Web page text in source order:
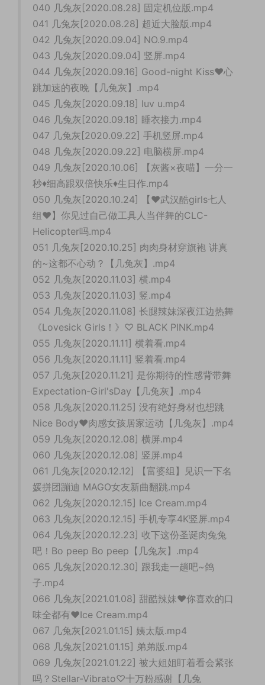
040 几兔灰[2020.08.28] 固定机位版.mp4
041 几兔灰[2020.08.28] 超近大脸版.mp4
042 几兔灰[2020.09.04] NO.9.mp4
043 几兔灰[2020.09.04] 竖屏.mp4
044 几兔灰[2020.09.16] Good-night Kiss♥心
跳加速的夜晚【几兔灰】.mp4
045 几兔灰[2020.09.18] luv u.mp4
046 几兔灰[2020.09.18] 睡衣接力.mp4
047 几兔灰[2020.09.22] 手机竖屏.mp4
048 几兔灰[2020.09.22] 电脑横屏.mp4
049 几兔灰[2020.10.06] 【灰酱×夜喵】一分一
秒♦细高跟双倍快乐♦生日作.mp4
050 几兔灰[2020.10.24] 【❤️武汉酷girls七人
组❤️】你见过自己做工具人当伴舞的CLC-
Helicopter吗.mp4
051 几兔灰[2020.10.25] 肉肉身材穿旗袍 讲真
的~这都不心动？【几兔灰】.mp4
052 几兔灰[2020.11.03] 横.mp4
053 几兔灰[2020.11.03] 竖.mp4
054 几兔灰[2020.11.08] 长腿辣妹深夜江边热舞
《Lovesick Girls！》♡ BLACK PINK.mp4
055 几兔灰[2020.11.11] 横着看.mp4
056 几兔灰[2020.11.11] 竖着看.mp4
057 几兔灰[2020.11.21] 是你期待的性感背带舞
Expectation-Girl'sDay【几兔灰】.mp4
058 几兔灰[2020.11.25] 没有绝好身材也想跳
Nice Body❤肉感女孩居家运动【几兔灰】.mp4
059 几兔灰[2020.12.08] 横屏.mp4
060 几兔灰[2020.12.08] 竖屏.mp4
061 几兔灰[2020.12.12] 【富婆组】见识一下名
媛拼团蹦迪 MAGO女友新曲翻跳.mp4
062 几兔灰[2020.12.15] Ice Cream.mp4
063 几兔灰[2020.12.15] 手机专享4K竖屏.mp4
064 几兔灰[2020.12.23] 收下这份圣诞肉兔兔
吧！Bo peep Bo peep【几兔灰】.mp4
065 几兔灰[2020.12.30] 跟我走一趟吧~鸽
子.mp4
066 几兔灰[2021.01.08] 甜酷辣妹♥你喜欢的口
味全都有️♥Ice Cream.mp4
067 几兔灰[2021.01.15] 姨太版.mp4
068 几兔灰[2021.01.15] 弟弟版.mp4
069 几兔灰[2021.01.22] 被大姐姐盯着看会紧张
吗？Stellar-Vibrato♡十万粉感谢【几兔